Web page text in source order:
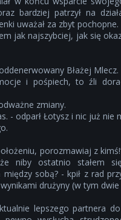
bardziej patrzył na
uważał za zbyt pochopne.
jak najszybciej, jak się
Błażej Mlecz.
i pośpiech, to źli
zmiany.
- odparł Łotysz i nic już nie
porozmawiaj z
niby ostatnio stałem
sobą? - kpił z rad
drużyny (w tym
lepszego partnera